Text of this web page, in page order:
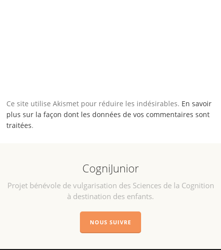
Ce site utilise Akismet pour réduire les indésirables. En savoir
plus sur la façon dont les données de vos commentaires sont
traitées.
CogniJunior
Projet bénévole de vulgarisation des Sciences de la Cognition
à destination des enfants.
NOUS SUIVRE